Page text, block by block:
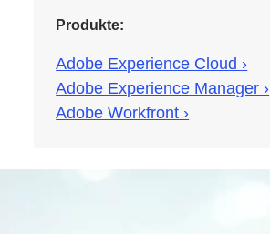
Produkte:
Adobe Experience Cloud ›
Adobe Experience Manager ›
Adobe Workfront ›